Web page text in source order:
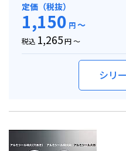
定価（税抜）
1,150 円～
税込 1,265円 ～
シリ